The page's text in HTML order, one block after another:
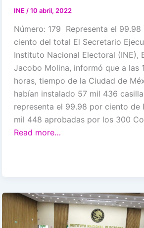
INE /10 abril, 2022
Número: 179 Representa el 99.98
ciento del total El Secretario
Instituto Nacional Electoral (INE),
Jacobo Molina, informó que a las
horas, tiempo de la Ciudad de
habían instalado 57 mil 436
representa el 99.98 por ciento de
mil 448 aprobadas por los 300
Read more…